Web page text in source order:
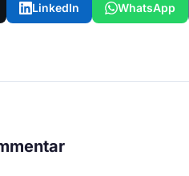
LinkedIn WhatsApp